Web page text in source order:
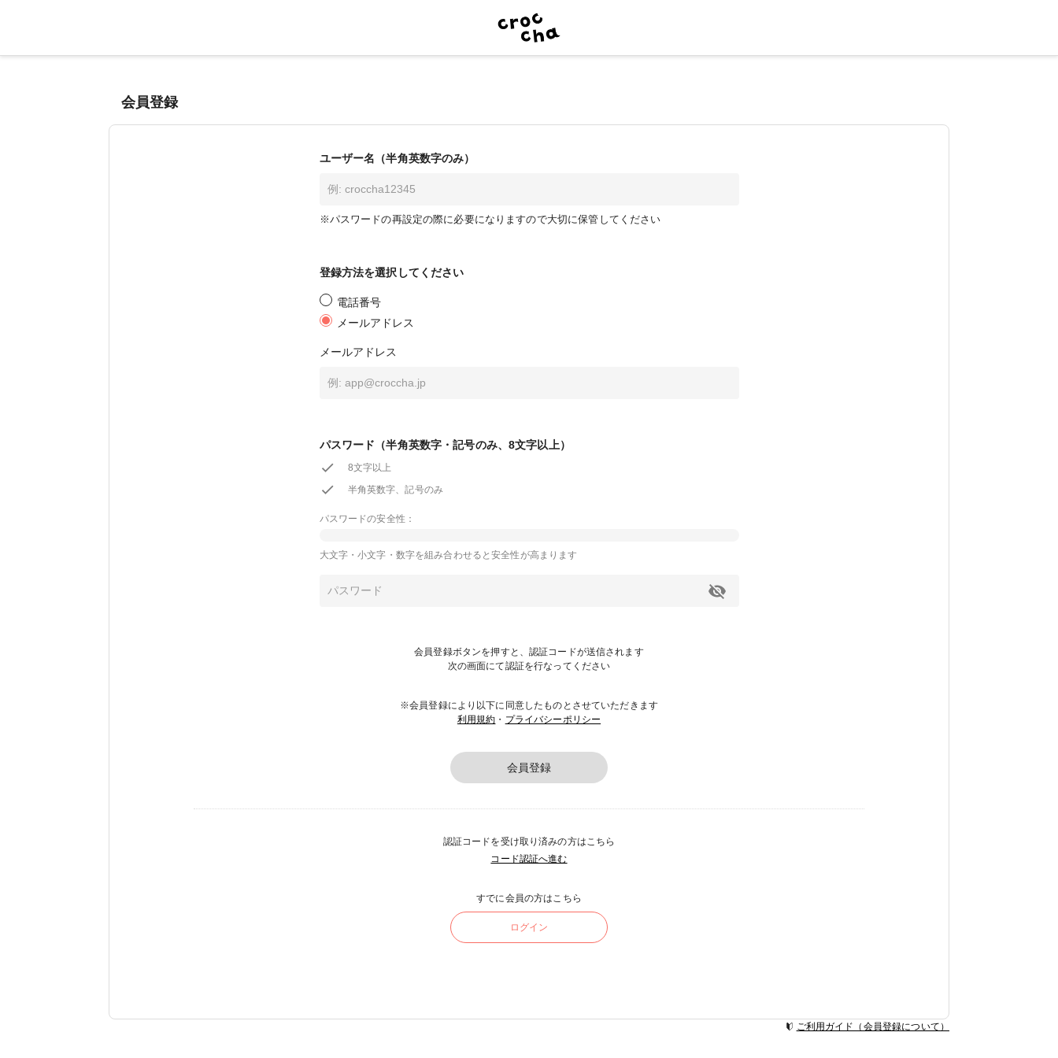
会員登録
ユーザー名（半角英数字のみ）
※パスワードの再設定の際に必要になりますので大切に保管してください
登録方法を選択してください
電話番号
メールアドレス
メールアドレス
パスワード（半角英数字・記号のみ、8文字以上）
8文字以上
半角英数字、記号のみ
パスワードの安全性：
大文字・小文字・数字を組み合わせると安全性が高まります
会員登録ボタンを押すと、認証コードが送信されます
次の画面にて認証を行なってください
※会員登録により以下に同意したものとさせていただきます
利用規約 ・ プライバシーポリシー
会員登録
認証コードを受け取り済みの方はこちら
コード認証へ進む
すでに会員の方はこちら
ログイン
ご利用ガイド（会員登録について）